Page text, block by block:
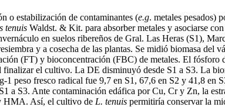
o estabilización de contaminantes (e.g. metales pesados)
tenuis Waldst. & Kit. para absorber metales y asociarse
en suelos ribereños de Gral. Las Heras (S1),
y a cosecha de las plantas. Se midió biomasa
(FT) y bioconcentración (FBC) de metales. El
el cultivo. La DE disminuyó desde S1 a S3. La
peso fresco radical fue 9,7 en S1, 67,6 en S2 y 41,8 en
a S3. Ante contaminación edáfica por Cu, Cr y Zn, la
HMA. Así, el cultivo de L. tenuis permitiría conservar la